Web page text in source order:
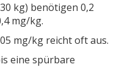
kg) benötigen 0,2
mg/kg.
mg/kg reicht oft aus.
eine spürbare